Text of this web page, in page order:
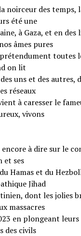
noirceur des temps,
été une
à Gaza, et en des
âmes pures
toutes
on lit
uns et des autres,
réseaux
à caresser le
vivons
encore à dire sur le
et ses
Hamas et du
Jihad
dont les jolies
massacres
en plongeant leurs
des civils